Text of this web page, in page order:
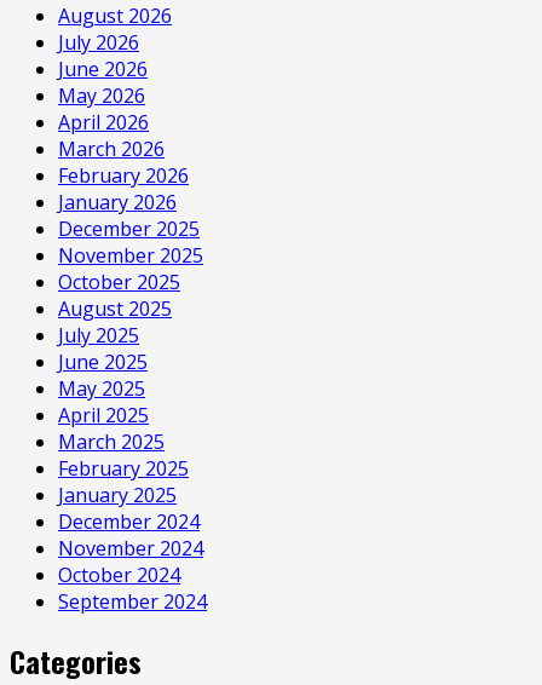
August 2026
July 2026
June 2026
May 2026
April 2026
March 2026
February 2026
January 2026
December 2025
November 2025
October 2025
August 2025
July 2025
June 2025
May 2025
April 2025
March 2025
February 2025
January 2025
December 2024
November 2024
October 2024
September 2024
Categories